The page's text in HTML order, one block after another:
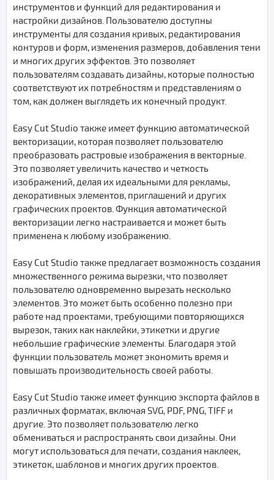
инструментов и функций для редактирования и
настройки дизайнов. Пользователю доступны
инструменты для создания кривых, редактирования
контуров и форм, изменения размеров, добавления тени
и многих других эффектов. Это позволяет
пользователям создавать дизайны, которые полностью
соответствуют их потребностям и представлениям о
том, как должен выглядеть их конечный продукт.
Easy Cut Studio также имеет функцию автоматической
векторизации, которая позволяет пользователю
преобразовать растровые изображения в векторные.
Это позволяет увеличить качество и четкость
изображений, делая их идеальными для рекламы,
декоративных элементов, приглашений и других
графических проектов. Функция автоматической
векторизации легко настраивается и может быть
применена к любому изображению.
Easy Cut Studio также предлагает возможность создания
множественного режима вырезки, что позволяет
пользователю одновременно вырезать несколько
элементов. Это может быть особенно полезно при
работе над проектами, требующими повторяющихся
вырезок, таких как наклейки, этикетки и другие
небольшие графические элементы. Благодаря этой
функции пользователь может экономить время и
повышать производительность своей работы.
Easy Cut Studio также имеет функцию экспорта файлов в
различных форматах, включая SVG, PDF, PNG, TIFF и
другие. Это позволяет пользователю легко
обмениваться и распространять свои дизайны. Они
могут использоваться для печати, создания наклеек,
этикеток, шаблонов и многих других проектов.